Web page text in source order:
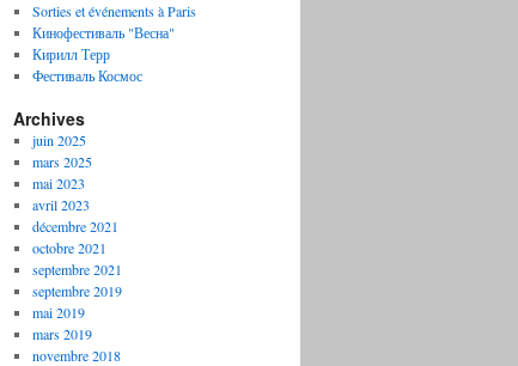
Sorties et événements à Paris
Кинофестиваль "Весна"
Кирилл Терр
Фестиваль Космос
Archives
juin 2025
mars 2025
mai 2023
avril 2023
décembre 2021
octobre 2021
septembre 2021
septembre 2019
mai 2019
mars 2019
novembre 2018